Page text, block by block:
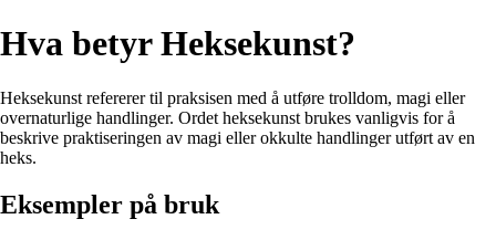
Hva betyr Heksekunst?
Heksekunst refererer til praksisen med å utføre trolldom, magi eller
overnaturlige handlinger. Ordet heksekunst brukes vanligvis for å
beskrive praktiseringen av magi eller okkulte handlinger utført av en
heks.
Eksempler på bruk